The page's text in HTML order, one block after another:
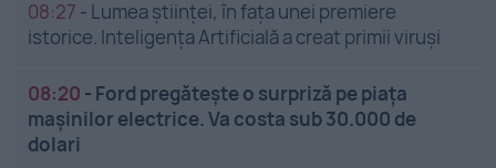
08:27 - Lumea științei, în fața unei premiere
istorice. Inteligența Artificială a creat primii viruși
08:20 - Ford pregătește o surpriză pe piața
mașinilor electrice. Va costa sub 30.000 de
dolari